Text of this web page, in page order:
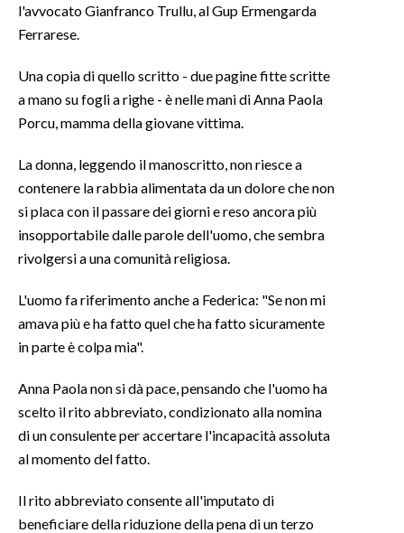
#CARAUNIONE
INSULARITÀ
ANNUNCI
NECROLOGI
PUBBLICITÀ
l'avvocato Gianfranco Trullu, al Gup Ermengarda
Ferrarese.
Una copia di quello scritto - due pagine fitte scritte
a mano su fogli a righe - è nelle mani di Anna Paola
Porcu, mamma della giovane vittima.
La donna, leggendo il manoscritto, non riesce a
contenere la rabbia alimentata da un dolore che non
si placa con il passare dei giorni e reso ancora più
insopportabile dalle parole dell'uomo, che sembra
rivolgersi a una comunità religiosa.
L'uomo fa riferimento anche a Federica: "Se non mi
amava più e ha fatto quel che ha fatto sicuramente
in parte è colpa mia".
Anna Paola non si dà pace, pensando che l'uomo ha
scelto il rito abbreviato, condizionato alla nomina
di un consulente per accertare l'incapacità assoluta
al momento del fatto.
Il rito abbreviato consente all'imputato di
beneficiare della riduzione della pena di un terzo